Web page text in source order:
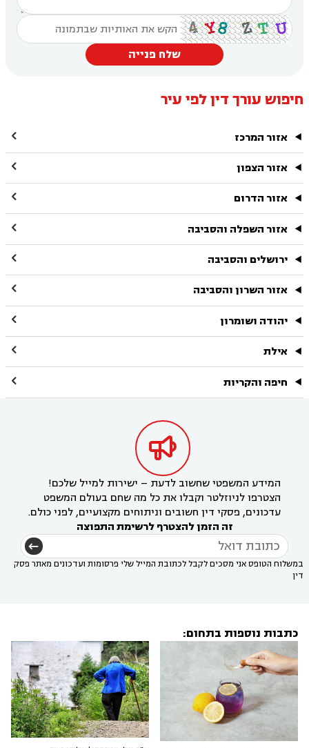
שלח פנייה
חיפוש עורך דין לפי עיר
אזור המרכז 
אזור הצפון 
אזור הדרום 
אזור השפלה והסביבה 
ירושלים והסביבה 
אזור השרון והסביבה 
יהודה ושומרון 
אילת 
חיפה והקריות 

המידע המשפטי שחשוב לדעת – ישירות למייל שלכם!
הצטרפו לניוזלטר וקבלו את כל מה שחם בעולם המשפט
עדכונים, פסקי דין חשובים וניתוחים מקצועיים, לפני כולם.
זה הזמן להצטרף לרשימת התפוצה
במשלוח הטופס אני מסכים לקבל לכתובת המייל שלי פרסומות ועדכונים מאתר פסק
דין
כתבות נוספות בתחום: